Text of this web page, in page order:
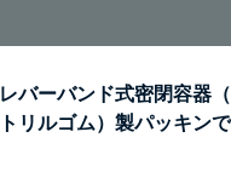
レバーバンド式密閉容器
トリルゴム）製パッキンで